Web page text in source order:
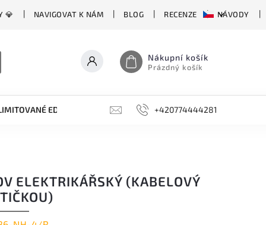
💎 NAVIGOVAT K NÁM BLOG RECENZE NÁVODY
Nákupní košík
Prázdný košík
EDICE BROUSKY, BRUSKY, OCÍLKY
+420774444281
ELEKTRIKÁŘSKÝ (KABELOVÝ